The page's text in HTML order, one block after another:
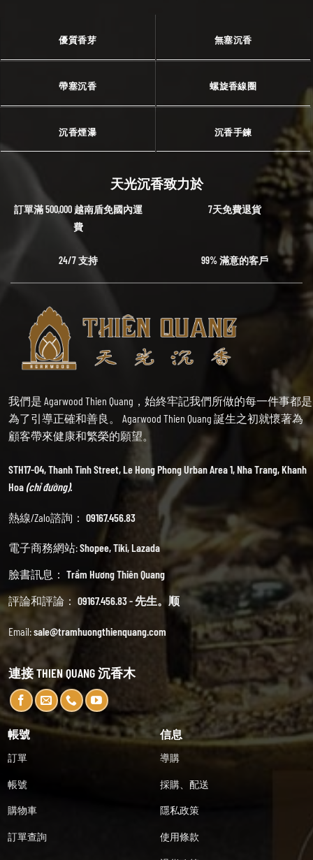
優質香芽 無塞沉香
帶塞沉香 螺旋香線圈
沉香煙瀑 沉香手鍊
天光沉香致力於
訂單滿 500,000 越南盾免國內運
費
7天免費退貨
24/7 支持 99% 滿意的客戶
我們是 Agarwood Thien Quang，始終牢記我們所做的每一件事都是
為了引導正確和善良。 Agarwood Thien Quang 誕生之初就懷著為
顧客帶來健康和繁榮的願望。
STH17-04, Thanh Tinh Street, Le Hong Phong Urban Area 1, Nha Trang, Khanh
Hoa(chỉ đường).
熱線/Zalo諮詢： 09167.456.83
電子商務網站:Shopee,Tiki,Lazada
臉書訊息： Trầm Hương Thiên Quang
評論和評論： 09167.456.83 - 先生。顺
Email:sale@tramhuongthienquang.com
連接 THIEN QUANG 沉香木
帳號
訂單
帳號
購物車
訂單查詢
信息
導購
採購、配送
隱私政策
使用條款